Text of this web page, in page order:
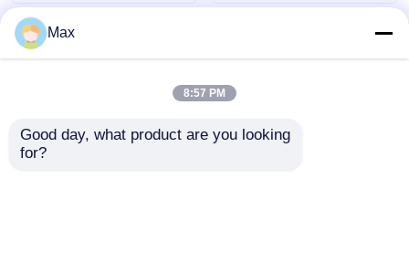
Max
8:57 PM
Good day, what product are you looking
for?